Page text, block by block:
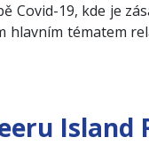
Covid-19, kde je
tématem
Island